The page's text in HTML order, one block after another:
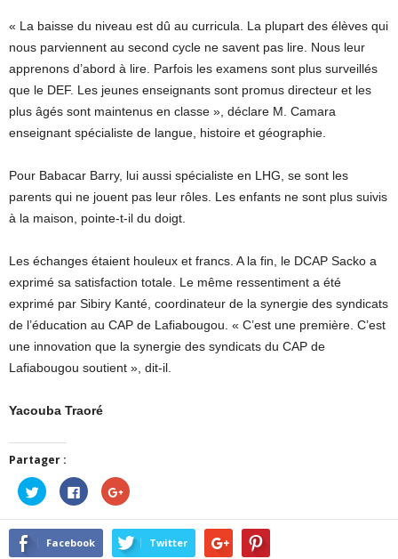
« La baisse du niveau est dû au curricula. La plupart des élèves qui
nous parviennent au second cycle ne savent pas lire. Nous leur
apprenons d’abord à lire. Parfois les examens sont plus surveillés
que le DEF. Les jeunes enseignants sont promus directeur et les
plus âgés sont maintenus en classe », déclare M. Camara
enseignant spécialiste de langue, histoire et géographie.
Pour Babacar Barry, lui aussi spécialiste en LHG, se sont les
parents qui ne jouent pas leur rôles. Les enfants ne sont plus suivis
à la maison, pointe-t-il du doigt.
Les échanges étaient houleux et francs. A la fin, le DCAP Sacko a
exprimé sa satisfaction totale. Le même ressentiment a été
exprimé par Sibiry Kanté, coordinateur de la synergie des syndicats
de l’éducation au CAP de Lafiabougou. « C’est une première. C’est
une innovation que la synergie des syndicats du CAP de
Lafiabougou soutient », dit-il.
Yacouba Traoré
Partager :
Cliquez
pour
partager
sur
Twitter(ouvre
dans
Cliquez
pour
partager
sur
Facebook(ouvre
dans
Cliquez
pour
sur
Google+
(ouvre
dans
Facebook Twitter